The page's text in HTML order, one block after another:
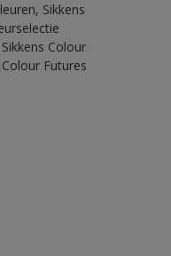
Sikkens
Colour
Futures